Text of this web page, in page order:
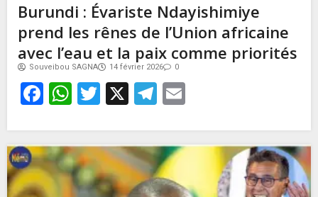
Burundi : Évariste Ndayishimiye
prend les rênes de l’Union africaine
avec l’eau et la paix comme priorités
Souveibou SAGNA 14 février 2026 0
Facebook
WhatsApp
Twitter
X Telegram